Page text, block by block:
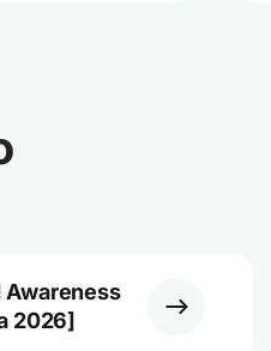
Awareness
2026]